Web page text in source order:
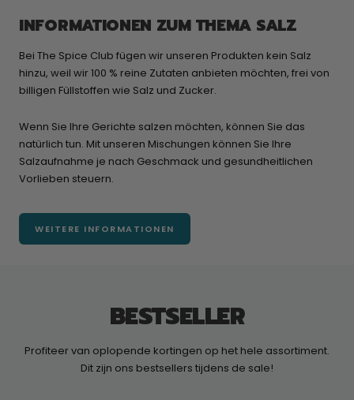
INFORMATIONEN ZUM THEMA SALZ
Bei The Spice Club fügen wir unseren Produkten kein Salz
hinzu, weil wir 100 % reine Zutaten anbieten möchten, frei von
billigen Füllstoffen wie Salz und Zucker.
Wenn Sie Ihre Gerichte salzen möchten, können Sie das
natürlich tun. Mit unseren Mischungen können Sie Ihre
Salzaufnahme je nach Geschmack und gesundheitlichen
Vorlieben steuern.
WEITERE INFORMATIONEN
BESTSELLER
Profiteer van oplopende kortingen op het hele assortiment.
Dit zijn ons bestsellers tijdens de sale!